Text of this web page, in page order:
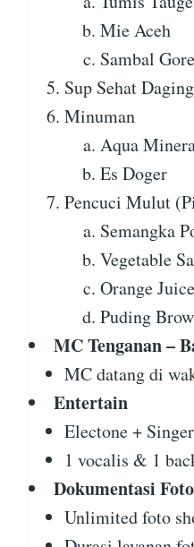
Mie Aceh
Sambal
Sup Sehat Daging
Minuman
Aqua
Es Doger
Pencuci Mulut
Semangka
Vegetable
Orange Juice
Puding
MC Tenganan –
MC datang di
Entertain
Electone + Singer
1 vocalis & 1
Dokumentasi Foto
Unlimited foto